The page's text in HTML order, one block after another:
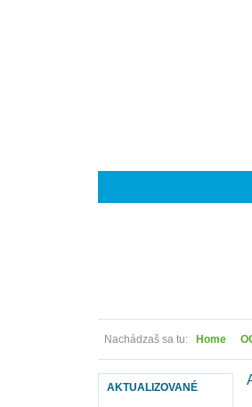
Nachádzaš sa tu: Home
AKTUALIZOVANÉ